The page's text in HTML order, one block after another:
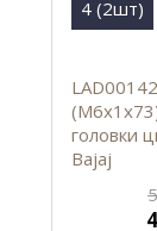
4 (2шт)
головки
Bajaj